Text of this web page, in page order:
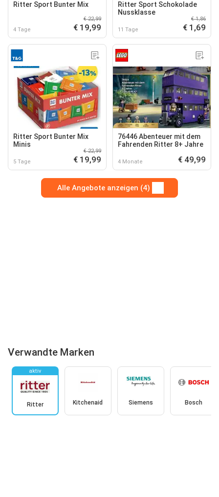
Ritter Sport Bunter Mix
4 Tage
€ 22,99
€ 19,99
Ritter Sport Schokolade
Nussklasse
11 Tage
€ 1,86
€ 1,69
Ritter Sport Bunter Mix
Minis
5 Tage
€ 22,99
€ 19,99
76446 Abenteuer mit dem
Fahrenden Ritter 8+ Jahre
4 Monate € 49,99
Alle Angebote anzeigen (4)
Verwandte Marken
aktiv
Ritter Kitchenaid Siemens Bosch